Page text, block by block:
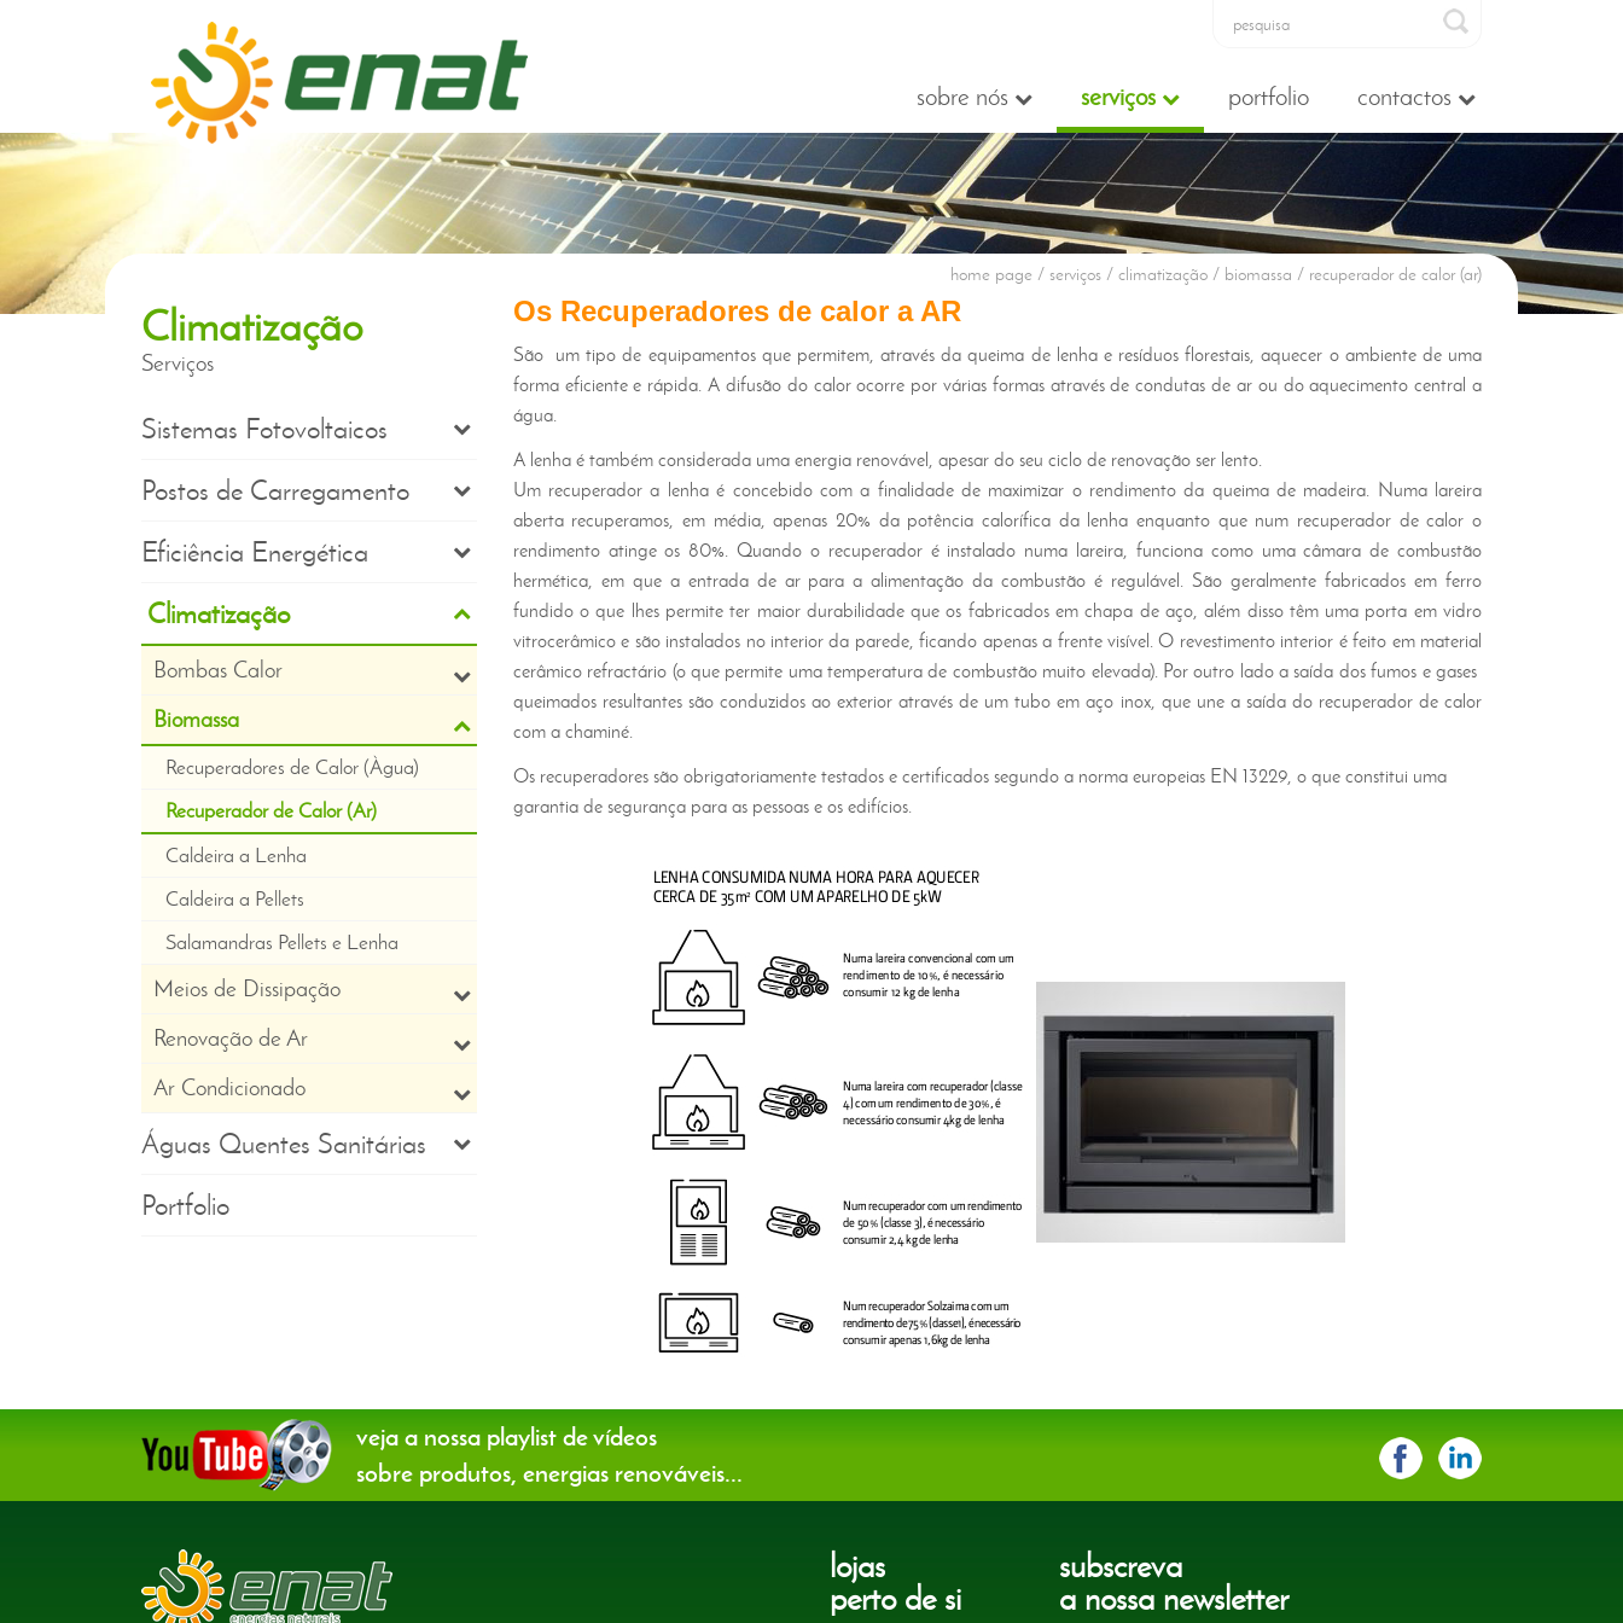
sobre nós serviços portfolio contactos
produza a sua
eletricidade
home page / serviços / climatização / biomassa / recuperador de calor (ar)
Climatização
Serviços
Sistemas Fotovoltaicos
Postos de Carregamento
Eficiência Energética
Climatização
Bombas Calor
Biomassa
Recuperadores de Calor (Àgua)
Recuperador de Calor (Ar)
Caldeira a Lenha
Caldeira a Pellets
Salamandras Pellets e Lenha
Meios de Dissipação
Renovação de Ar
Ar Condicionado
Águas Quentes Sanitárias
Portfolio
Os Recuperadores de calor a AR
São um tipo de equipamentos que permitem, através da queima de lenha e resíduos florestais, aquecer o ambiente de uma
forma eficiente e rápida. A difusão do calor ocorre por várias formas através de condutas de ar ou do aquecimento central a
água.
A lenha é também considerada uma energia renovável, apesar do seu ciclo de renovação ser lento.
Um recuperador a lenha é concebido com a finalidade de maximizar o rendimento da queima de madeira. Numa lareira
aberta recuperamos, em média, apenas 20% da potência calorífica da lenha enquanto que num recuperador de calor o
rendimento atinge os 80%. Quando o recuperador é instalado numa lareira, funciona como uma câmara de combustão
hermética, em que a entrada de ar para a alimentação da combustão é regulável. São geralmente fabricados em ferro
fundido o que lhes permite ter maior durabilidade que os fabricados em chapa de aço, além disso têm uma porta em vidro
vitrocerâmico e são instalados no interior da parede, ficando apenas a frente visível. O revestimento interior é feito em material
cerâmico refractário (o que permite uma temperatura de combustão muito elevada). Por outro lado a saída dos fumos e gases
queimados resultantes são conduzidos ao exterior através de um tubo em aço inox, que une a saída do recuperador de calor
com a chaminé.
Os recuperadores são obrigatoriamente testados e certificados segundo a norma europeias EN 13229, o que constitui uma
garantia de segurança para as pessoas e os edifícios.
veja a nossa playlist de vídeos
sobre produtos, energias renováveis...
lojas
perto de si
subscreva
a nossa newsletter